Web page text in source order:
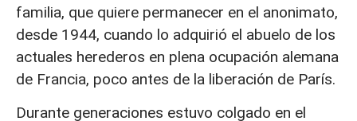
familia, que quiere permanecer en el anonimato,
desde 1944, cuando lo adquirió el abuelo de los
actuales herederos en plena ocupación alemana
de Francia, poco antes de la liberación de París.
Durante generaciones estuvo colgado en el